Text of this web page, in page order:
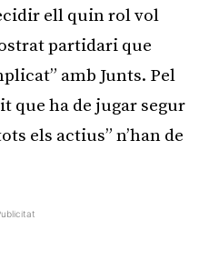
ell quin rol vol
partidari que
amb Junts. Pel
que ha de jugar segur
els actius” n’han de